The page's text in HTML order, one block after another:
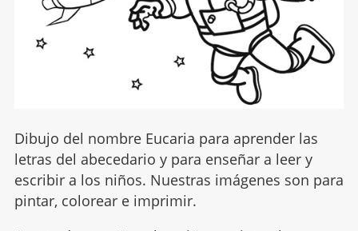
Dibujo del nombre Eucaria para aprender las
letras del abecedario y para enseñar a leer y
escribir a los niños. Nuestras imágenes son para
pintar, colorear e imprimir.